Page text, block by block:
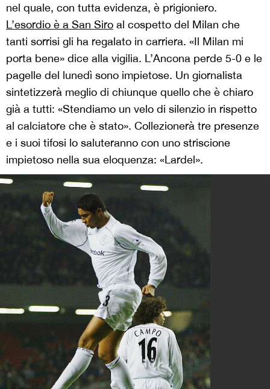
nel quale, con tutta evidenza, è prigioniero.
L’esordio è a San Siro al cospetto del Milan che
tanti sorrisi gli ha regalato in carriera. «Il Milan mi
porta bene» dice alla vigilia. L’Ancona perde 5-0 e le
pagelle del lunedì sono impietose. Un giornalista
sintetizzerà meglio di chiunque quello che è chiaro
già a tutti: «Stendiamo un velo di silenzio in rispetto
al calciatore che è stato». Collezionerà tre presenze
e i suoi tifosi lo saluteranno con uno striscione
impietoso nella sua eloquenza: «Lardel».